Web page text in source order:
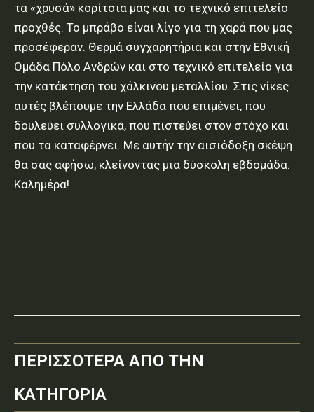
τα «χρυσά» κορίτσια μας και το τεχνικό επιτελείο
προχθές. Το μπράβο είναι λίγο για τη χαρά που μας
προσέφεραν. Θερμά συγχαρητήρια και στην Εθνική
Ομάδα Πόλο Ανδρών και στο τεχνικό επιτελείο για
την κατάκτηση του χάλκινου μεταλλίου. Στις νίκες
αυτές βλέπουμε την Ελλάδα που επιμένει, που
δουλεύει συλλογικά, που πιστεύει στον στόχο και
που τα καταφέρνει. Με αυτήν την αισιόδοξη σκέψη
θα σας αφήσω, κλείνοντας μια δύσκολη εβδομάδα.
Καλημέρα!
ΠΕΡΙΣΣΟΤΕΡΑ ΑΠΟ ΤΗΝ
ΚΑΤΗΓΟΡΙΑ